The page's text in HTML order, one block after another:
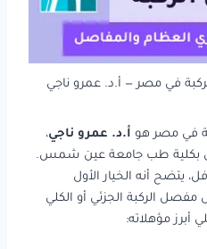
في مصر — أ.د. عمرو ناجي
في مصر هو أ.د. عمرو ناجي،
بكلية طب جامعة عين شمس.
يتضح أنه الخيار الأول
الركبة الجزئي أو الكلي
أبرز مؤهلاته: